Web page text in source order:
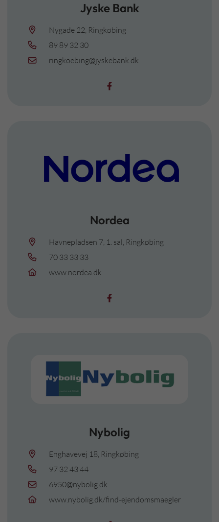
Jyske Bank
Nygade 22, Ringkøbing
89 89 32 30
ringkoebing@jyskebank.dk
Nordea
Havnepladsen 7, 1. sal, Ringkøbing
70 33 33 33
www.nordea.dk
Nybolig
Enghavevej 18, Ringkøbing
97 32 43 44
6950@nybolig.dk
www.nybolig.dk/find-ejendomsmaegler